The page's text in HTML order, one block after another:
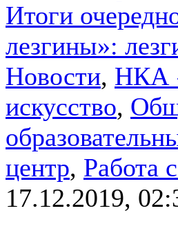
Итоги
лезгины»:
Новости, НКА
искусство,
центр, Работа
17.12.2019,